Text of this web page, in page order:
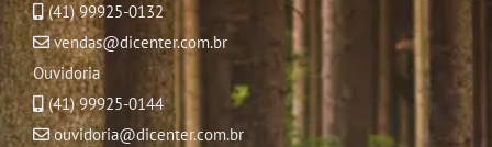
(41) 99925-0132
vendas@dicenter.com.br
Ouvidoria
(41) 99925-0144
ouvidoria@dicenter.com.br